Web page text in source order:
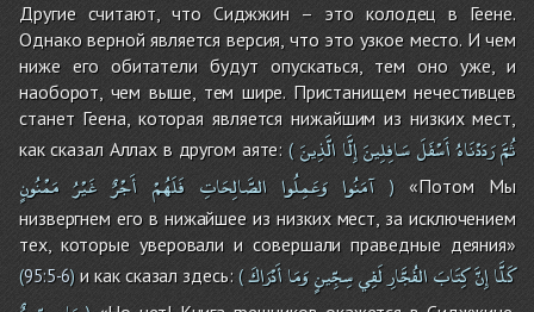
Другие считают, что Сиджжин – это колодец в Геене.
Однако верной является версия, что это узкое место. И чем
ниже его обитатели будут опускаться, тем оно уже, и
наоборот, чем выше, тем шире. Пристанищем нечестивцев
станет Геена, которая является нижайшим из низких мест,
как сказал Аллах в другом аяте: ( ثُمَّرَدَدْنَاهُأَسْفَلَسَافِلِينَإِلَّاالَّذِينَ
آمَنُوا وَعَمِلُوا الصَّالِحَاتِ فَلَهُمْ أَجْرٌ غَيْرُ مَمْنُونٍ )«Потом Мы
низвергнем его в нижайшее из низких мест, за исключением
тех, которые уверовали и совершали праведные деяния»
(95:5-6) и как сказал здесь:( كَلَّاإِنَّكِتَابَالفُجَّارِلَفِيسِجِّينٍوَمَاأَدْرَاكَ